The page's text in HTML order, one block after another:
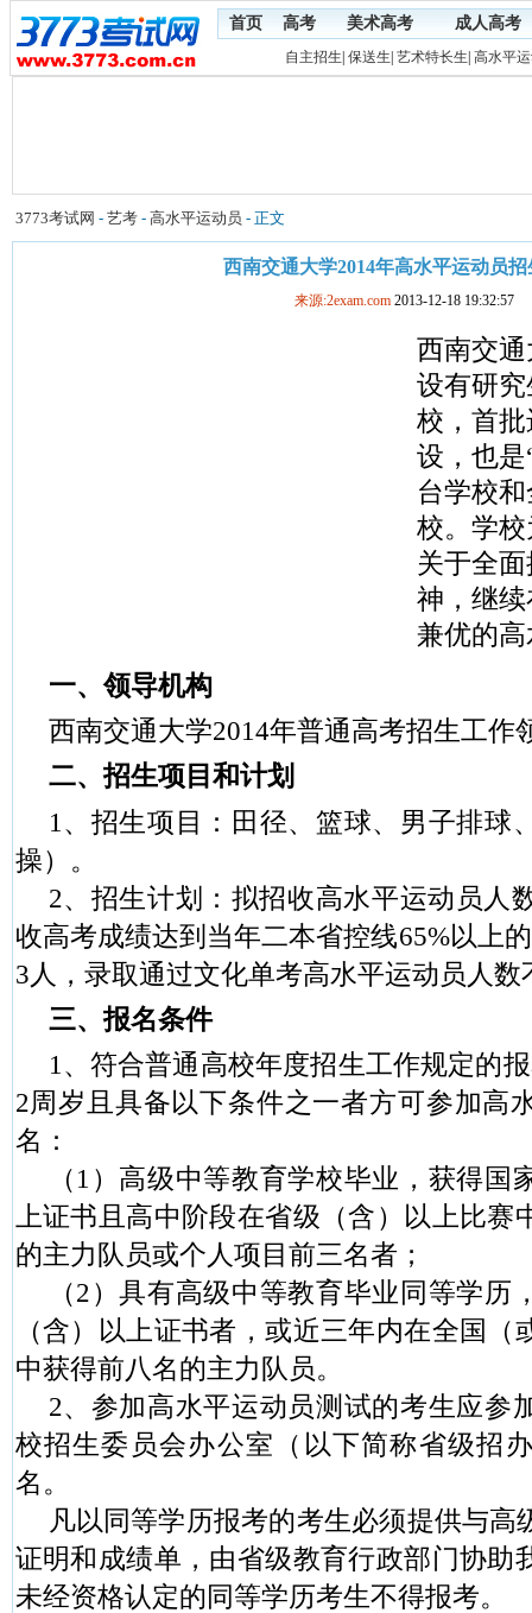
首页 高考 美术高考 成人高考
自主招生 保送生 艺术特长生 高水平
3773考试网 - 艺考 - 高水平运动员 - 正文
西南交通大学2014年高水平运动员
来源:2exam.com 2013-12-18 19:32:57
西南交
设有研
校，首批
设，也是
台学校
校。 学
关于全
神，继
兼优的
一、领导机构
西南交通大学2014年普通高考招生工作
二、招生项目和计划
1 、招生项目：田径、篮球、男子排球
操）。
2、招生计划：拟招收高水平运动员人
收高考成绩达到当年二本省控线65%以上
3 人，录取通过文化单考高水平运动员人数
三、报名条件
1 、符合普通高校年度招生工作规定的
2周岁且具备以下条件之一者方可参加高
名：
（ 1 ）高级中等教育学校毕业，获得国
上证书且高中阶段在省级（含）以上比赛
的主力队员或个人项目前三名者；
（2 ）具有高级中等教育毕业同等学历
（含）以上证书者，或近三年内在全国（
中获得前八名的主力队员。
2、参加高水平运动员测试的考生应参
校招生委员会办公室（以下简称省级招
名。
凡以同等学历报考的考生必须提供与高
证明和成绩单，由省级教育行政部门协助
未经资格认定的同等学历考生不得报考。